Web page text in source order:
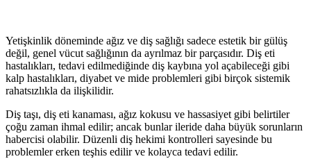
Yetişkinlik döneminde ağız ve diş sağlığı sadece estetik bir gülüş
değil, genel vücut sağlığının da ayrılmaz bir parçasıdır. Diş eti
hastalıkları, tedavi edilmediğinde diş kaybına yol açabileceği gibi
kalp hastalıkları, diyabet ve mide problemleri gibi birçok sistemik
rahatsızlıkla da ilişkilidir.
Diş taşı, diş eti kanaması, ağız kokusu ve hassasiyet gibi belirtiler
çoğu zaman ihmal edilir; ancak bunlar ileride daha büyük sorunların
habercisi olabilir. Düzenli diş hekimi kontrolleri sayesinde bu
problemler erken teşhis edilir ve kolayca tedavi edilir.